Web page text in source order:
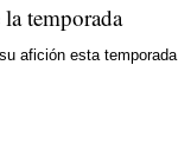
temporada
afición esta temporada